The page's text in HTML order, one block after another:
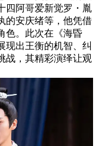
四阿哥爱新觉罗・胤
的安庆绪等，他凭借
色。此次在《海昏
现出王衡的机智、纠
战，其精彩演绎让观